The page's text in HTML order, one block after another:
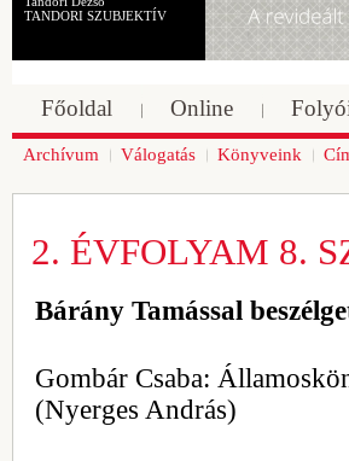
TANDORI SZUBJEKTÍV
Főoldal Online
Archívum Válogatás Könyveink
2. ÉVFOLYAM 8.
Bárány Tamással
Gombár Csaba:
(Nyerges András)